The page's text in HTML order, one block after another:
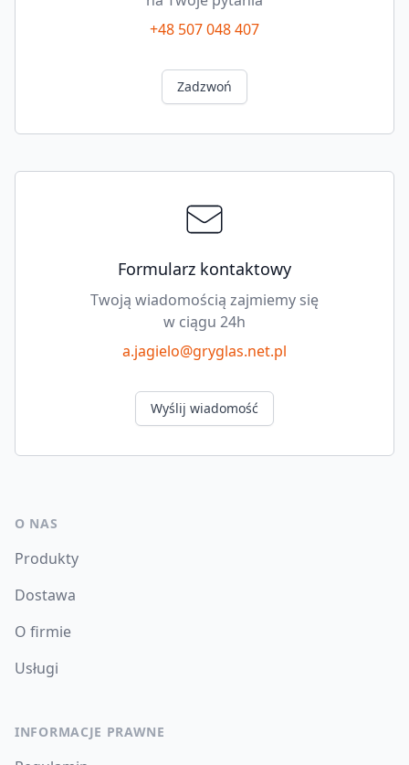
+48 507 048 407
Zadzwoń
Formularz kontaktowy
Twoją wiadomością zajmiemy się
w ciągu 24h
a.jagielo@gryglas.net.pl
Wyślij wiadomość
O NAS
Produkty
Dostawa
O firmie
Usługi
INFORMACJE PRAWNE